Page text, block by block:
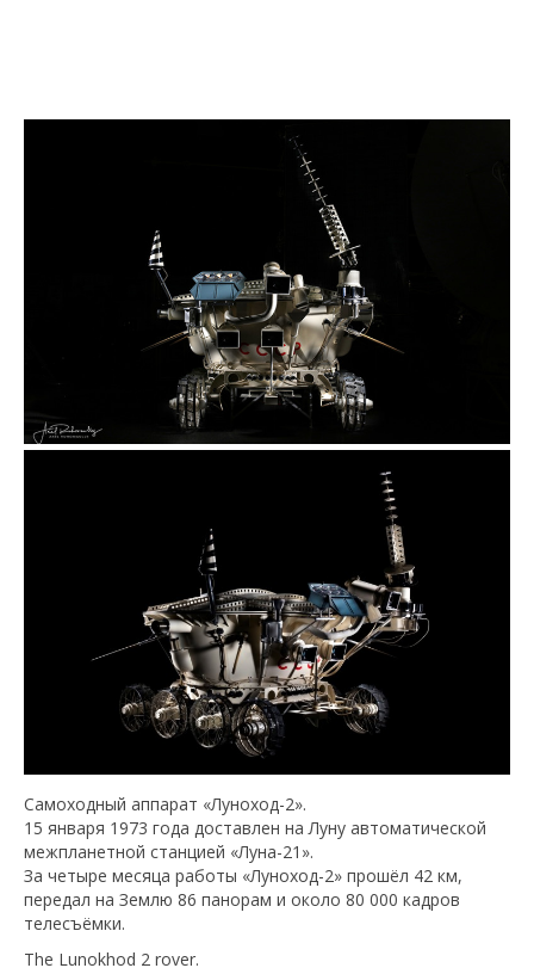
Самоходный аппарат «Луноход-2».
15 января 1973 года доставлен на Луну автоматической
межпланетной станцией «Луна-21».
За четыре месяца работы «Луноход-2» прошёл 42 км,
передал на Землю 86 панорам и около 80 000 кадров
телесъёмки.
The Lunokhod 2 rover.